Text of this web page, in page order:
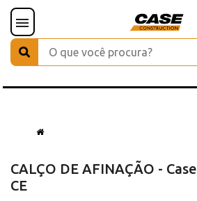
CALÇO DE AFINAÇÃO - Case
CE